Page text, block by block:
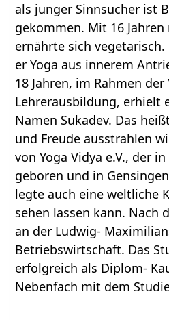
als junger Sinnsucher ist
gekommen. Mit 16
ernährte sich
er Yoga aus innerem
18 Jahren, im Rahmen der
Lehrerausbildung, erhielt
Namen Sukadev. Das
und Freude ausstrahlen
von Yoga Vidya e.V., der
geboren und in
legte auch eine weltliche
sehen lassen kann. Nach
an der Ludwig-
Betriebswirtschaft. Das
erfolgreich als Diplom-
Nebenfach mit dem